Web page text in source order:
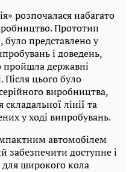
розпочалася набагато
Прототип
було представлено у
і доведень,
державні
Після цього було
виробництва,
лінії та
у ході випробувань.
автомобілем
забезпечити доступне і
для широкого кола